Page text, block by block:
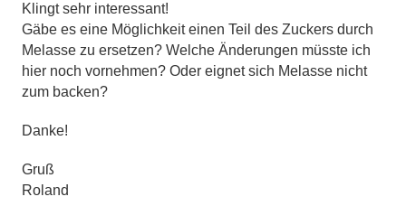
Klingt sehr interessant!
Gäbe es eine Möglichkeit einen Teil des Zuckers durch
Melasse zu ersetzen? Welche Änderungen müsste ich
hier noch vornehmen? Oder eignet sich Melasse nicht
zum backen?
Danke!
Gruß
Roland